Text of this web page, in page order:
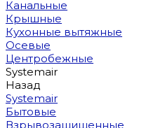
Канальные
Крышные
Кухонные вытяжные
Осевые
Центробежные
Systemair
Назад
Systemair
Бытовые
Взрывозащищенные